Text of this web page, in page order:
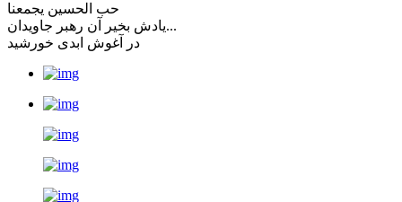
حب الحسین یجمعنا
یادش بخیر آن رهبر جاویدان...
در آغوش ابدی خورشید